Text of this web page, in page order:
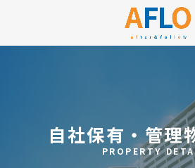
自社保有・管理
PROPERTY